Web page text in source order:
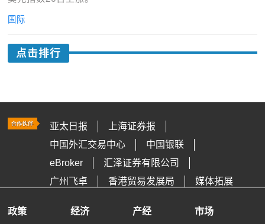
国际
点击排行
亚太日报
上海证券报
中国外汇交易中心
中国银联
eBroker
汇泽证券有限公司
广州飞卓
香港贸易发展局 媒体拓展
政策 经济 产经 市场